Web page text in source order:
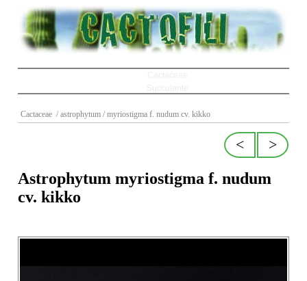
Semenzali
Cactaceae / astrophytum / myriostigma f. nudum cv. kikko
>
<
Astrophytum myriostigma f. nudum
cv. kikko